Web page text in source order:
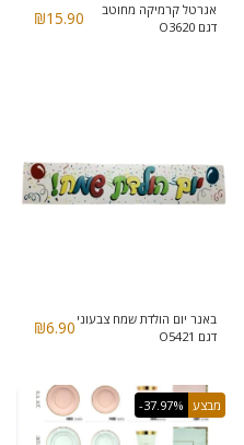
אגרטל קרמיקה מחוטב
דגם O3620
₪15.90
באנר יום הולדת שמח צבעוני
דגם O5421
₪6.90
מבצע -37.97%